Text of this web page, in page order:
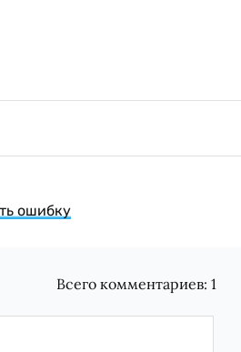
ошибку
Всего комментариев:1